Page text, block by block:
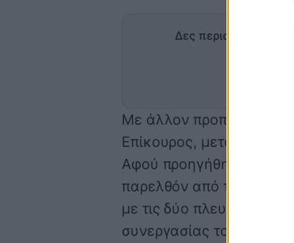
Δες περισσότερα
Με άλλον προπονητή θα
Επίκουρος, μετά το
Αφού προηγήθηκε ο γιος
παρελθόν από τους
με τις δύο πλευρές να
συνεργασίας τους.